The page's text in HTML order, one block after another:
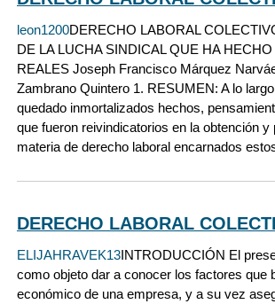
leon1200DERECHO LABORAL
DE LA LUCHA SINDICAL QUE HA
REALES Joseph Francisco Márquez
Zambrano Quintero 1. RESUMEN: A lo
quedado inmortalizados hechos,
que fueron reivindicatorios en la obtención y
materia de derecho laboral encarnados
DERECHO LABORAL
ELIJAHRAVEK13INTRODUCCIÓN El
como objeto dar a conocer los factores que
económico de una empresa, y a su vez